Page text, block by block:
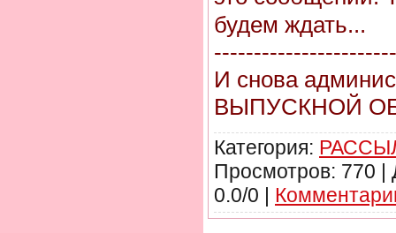
будем ждать...
И снова
ВЫПУСКНОЙ
Категория:
Просмотров: 770 |
0.0/0 |